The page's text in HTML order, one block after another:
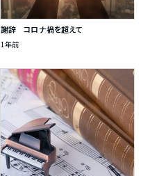
謝辞 コロナ禍を超えて
1年前